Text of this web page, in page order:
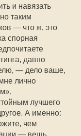
и навязать
таким
— что ж, это
спорная
давно
— дело ваше,
лично
лучшего
А именно:
чем
— вещь